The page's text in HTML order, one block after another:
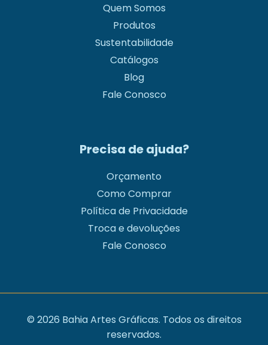
Quem Somos
Produtos
Sustentabilidade
Catálogos
Blog
Fale Conosco
Precisa de ajuda?
Orçamento
Como Comprar
Política de Privacidade
Troca e devoluções
Fale Conosco
© 2026 Bahia Artes Gráficas. Todos os direitos
reservados.